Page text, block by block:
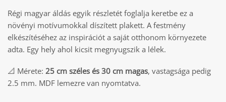
Régi magyar áldás egyik részletét foglalja keretbe ez a
növényi motívumokkal díszített plakett. A festmény
elkészítéséhez az inspirációt a saját otthonom környezete
adta. Egy hely ahol kicsit megnyugszik a lélek.
📐 Mérete: 25 cm széles és 30 cm magas, vastagsága pedig
2.5 mm. MDF lemezre van nyomtatva.